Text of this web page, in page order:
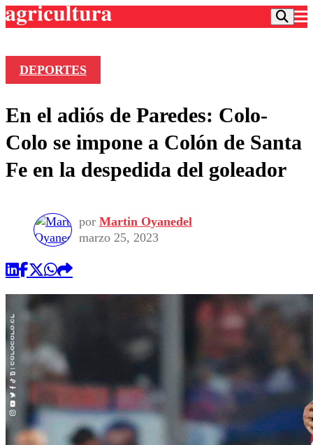
Frecuencias
Agricultura TV
Deportes
Colo Colo
Otros Deportes
Seleccion Chilena
Torneo Internacional
Universidad de Chile
Entretención
Dato Practico
Economía
Internacional
Sustentabilidad
Publicaciones en medios
Opinión
DEPORTES
En el adiós de Paredes: Colo-
Colo se impone a Colón de Santa
Fe en la despedida del goleador
por Martin Oyanedel
marzo 25, 2023